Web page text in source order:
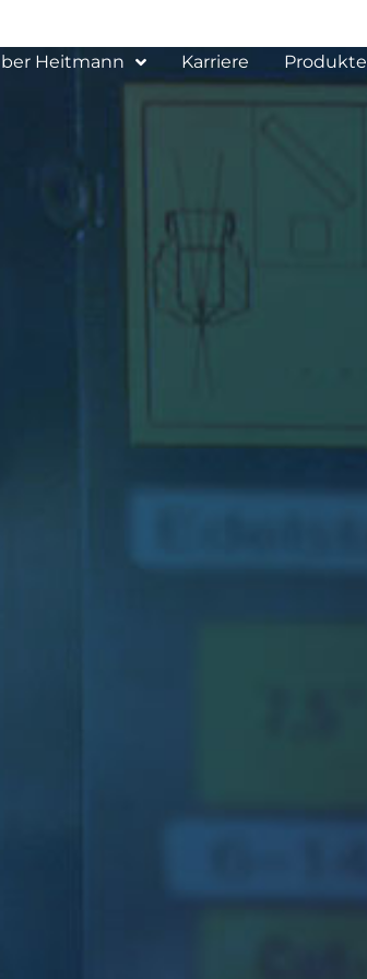
Heitmann Karriere Produkte